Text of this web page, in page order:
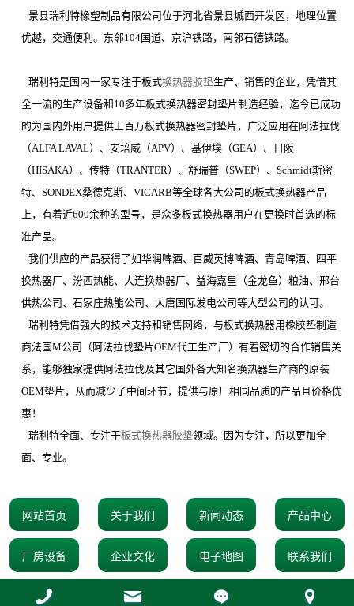
景县瑞利特橡塑制品有限公司位于河北省景县城西开发区，地理位置
优越，交通便利。东邻104国道、京沪铁路，南邻石德铁路。
瑞利特是国内一家专注于板式换热器胶垫生产、销售的企业，凭借其
全一流的生产设备和 10多年板式换热器密封垫片制造经验，迄今已成功
的为国内外用户提供上百万板式换热器密封垫片，广泛应用在阿法拉伐
（ALFA LAVAL）、安培威（APV）、基伊埃（GEA）、日阪
（HISAKA）、传特（TRANTER）、舒瑞普（SWEP）、Schmidt斯密
特、SONDEX桑德克斯、VICARB等全球各大公司的板式换热器产品
上，有着近600余种的型号，是众多板式换热器用户在更换时首选的标
准产品。
我们供应的产品获得了如华润啤酒、百威英博啤酒、青岛啤酒、四平
换热器厂、汾西热能、大连换热器厂、益海嘉里（金龙鱼）粮油、邢台
供热公司、石家庄热能公司、大唐国际发电公司等大型公司的认可。
瑞利特凭借强大的技术支持和销售网络，与板式换热器用橡胶垫制造
商法国M公司（阿法拉伐垫片OEM代工生产厂）有着密切的合作销售关
系，能够独家提供阿法拉伐及其它国外各大知名换热器生产商的原装
OEM垫片，从而减少了中间环节，提供与原厂相同品质的产品且价格优
惠！
瑞利特全面、专注于板式换热器胶垫领域。因为专注，所以更加全
面、专业。
网站首页 关于我们 新闻动态 产品中心
厂房设备 企业文化 电子地图 联系我们